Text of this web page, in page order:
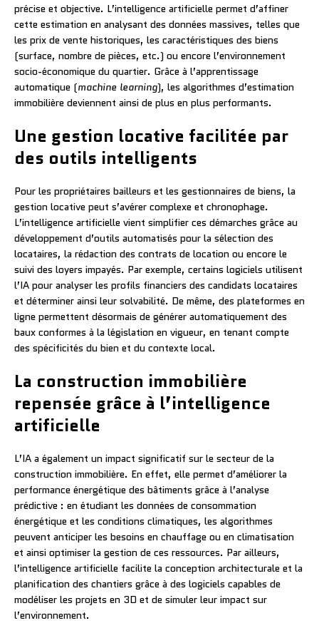
précise et objective. L’intelligence artificielle permet d’affiner
cette estimation en analysant des données massives, telles que
les prix de vente historiques, les caractéristiques des biens
(surface, nombre de pièces, etc.) ou encore l’environnement
socio-économique du quartier. Grâce à l’apprentissage
automatique (machine learning), les algorithmes d’estimation
immobilière deviennent ainsi de plus en plus performants.
Une gestion locative facilitée par
des outils intelligents
Pour les propriétaires bailleurs et les gestionnaires de biens, la
gestion locative peut s’avérer complexe et chronophage.
L’intelligence artificielle vient simplifier ces démarches grâce au
développement d’outils automatisés pour la sélection des
locataires, la rédaction des contrats de location ou encore le
suivi des loyers impayés. Par exemple, certains logiciels utilisent
l’IA pour analyser les profils financiers des candidats locataires
et déterminer ainsi leur solvabilité. De même, des plateformes en
ligne permettent désormais de générer automatiquement des
baux conformes à la législation en vigueur, en tenant compte
des spécificités du bien et du contexte local.
La construction immobilière
repensée grâce à l’intelligence
artificielle
L’IA a également un impact significatif sur le secteur de la
construction immobilière. En effet, elle permet d’améliorer la
performance énergétique des bâtiments grâce à l’analyse
prédictive : en étudiant les données de consommation
énergétique et les conditions climatiques, les algorithmes
peuvent anticiper les besoins en chauffage ou en climatisation
et ainsi optimiser la gestion de ces ressources. Par ailleurs,
l’intelligence artificielle facilite la conception architecturale et la
planification des chantiers grâce à des logiciels capables de
modéliser les projets en 3D et de simuler leur impact sur
l’environnement.